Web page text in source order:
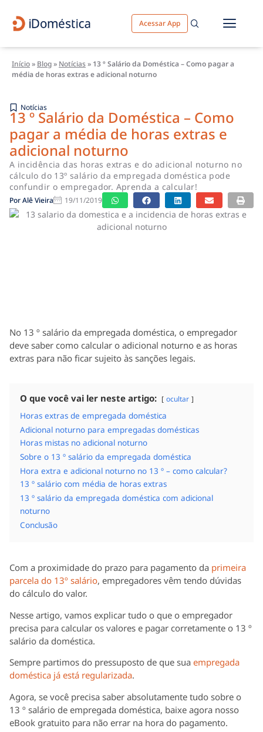
Acessar App
Início» Blog» Notícias» 13 º Salário da Doméstica – Como pagar a
média de horas extras e adicional noturno
Notícias
13 º Salário da Doméstica – Como
pagar a média de horas extras e
adicional noturno
A incidência das horas extras e do adicional noturno no
cálculo do 13º salário da empregada doméstica pode
confundir o empregador. Aprenda a calcular!
PorAlê Vieira 19/11/2019
No 13 º salário da empregada doméstica, o empregador
deve saber como calcular o adicional noturno e as horas
extras para não ficar sujeito às sanções legais.
O que você vai ler neste artigo: ocultar
Horas extras de empregada doméstica
Adicional noturno para empregadas domésticas
Horas mistas no adicional noturno
Sobre o 13 º salário da empregada doméstica
Hora extra e adicional noturno no 13 º – como calcular?
13 º salário com média de horas extras
13 º salário da empregada doméstica com adicional
noturno
Conclusão
Com a proximidade do prazo para pagamento da primeira
parcela do 13º salário, empregadores vêm tendo dúvidas
do cálculo do valor.
Nesse artigo, vamos explicar tudo o que o empregador
precisa para calcular os valores e pagar corretamente o 13 º
salário da doméstica.
Sempre partimos do pressuposto de que sua empregada
doméstica já está regularizada.
Agora, se você precisa saber absolutamente tudo sobre o
13 º salário de empregada doméstica, baixe agora nosso
eBook gratuito para não errar na hora do pagamento.